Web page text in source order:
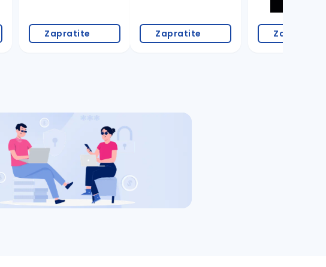
Zapratite Zapratite Zapratite